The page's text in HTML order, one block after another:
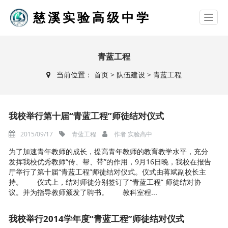
慈溪实验高级中学
青蓝工程
当前位置： 首页> 队伍建设> 青蓝工程
我校举行第十届“青蓝工程”师徒结对仪式
2015/09/17 青蓝工程 作者 实验高中
为了加速青年教师的成长，提高青年教师的教育教学水平，充分
发挥我校优秀教师“传、帮、带”的作用，9月16日晚，我校在报告
厅举行了第十届“青蓝工程”师徒结对仪式。仪式由蒋斌副校长主
持。 仪式上，结对师徒分别签订了“青蓝工程” 师徒结对协
议。并为指导教师颁发了聘书。 教科室程...
我校举行2014学年度“青蓝工程”师徒结对仪式